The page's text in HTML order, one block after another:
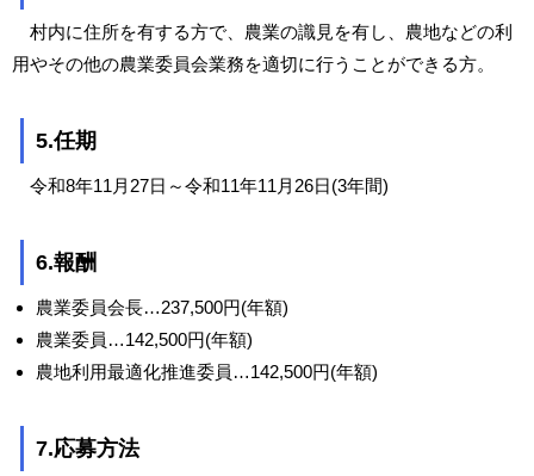
村内に住所を有する方で、農業の識見を有し、農地などの利
用やその他の農業委員会業務を適切に行うことができる方。
5.任期
令和8年11月27日～令和11年11月26日(3年間)
6.報酬
農業委員会長…237,500円(年額)
農業委員…142,500円(年額)
農地利用最適化推進委員…142,500円(年額)
7.応募方法